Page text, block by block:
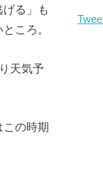
る」も
ころ。
天気予
の時期